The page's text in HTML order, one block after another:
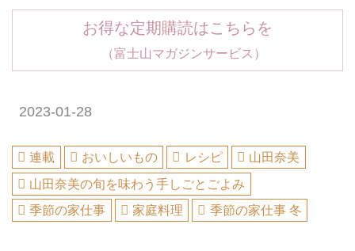
お得な定期購読はこちらを
（富士山マガジンサービス）
2023-01-28
連載 おいしいもの レシピ
山田奈美
山田奈美の旬を味わう手しごとごよみ
季節の家仕事
家庭料理 季節の家仕事 冬